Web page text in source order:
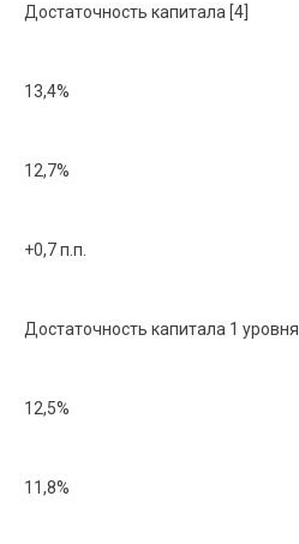
Достаточность капитала [4]
13,4%
12,7%
+0,7 п.п.
Достаточность капитала 1 уровня
12,5%
11,8%